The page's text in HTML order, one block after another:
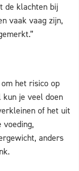
de klachten bij
vaak vaag zijn,
het risico op
je veel doen
of het uit
anders